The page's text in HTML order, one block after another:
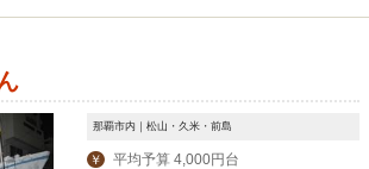
那覇市内｜松山・久米・前島
￥ 平均予算 4,000円台